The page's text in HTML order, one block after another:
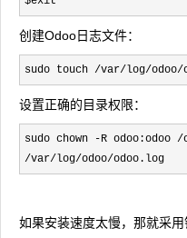
创建Odoo日志文件：
sudo touch /var/log/odoo/
设置正确的目录权限：
sudo chown -R odoo:odoo
/var/log/odoo/odoo.log
如果安装速度太慢，那就采用